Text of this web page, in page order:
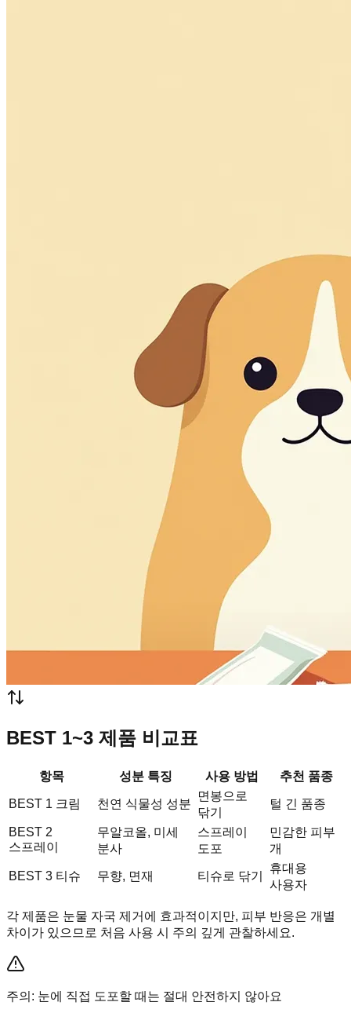
BEST 1~3 제품 비교표
항목 성분 특징 사용 방법 추천 품종
BEST 1 크림 천연 식물성 성분
면봉으로
닦기
털 긴 품종
BEST 2
스프레이
무알코올, 미세
분사
스프레이
도포
민감한 피부
개
BEST 3 티슈 무향, 면재 티슈로 닦기
휴대용
사용자
각 제품은 눈물 자국 제거에 효과적이지만, 피부 반응은 개별
차이가 있으므로 처음 사용 시 주의 깊게 관찰하세요.
주의: 눈에 직접 도포할 때는 절대 안전하지 않아요